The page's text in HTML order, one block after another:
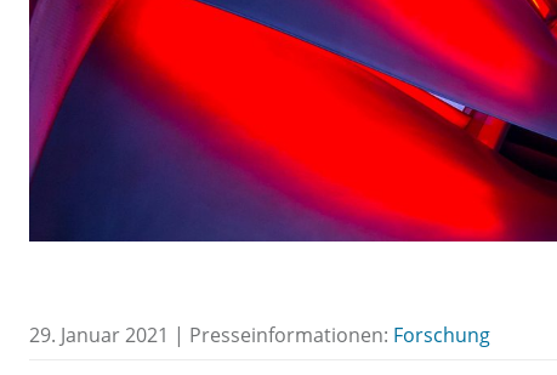
29. Januar 2021 | Presseinformationen: Forschung